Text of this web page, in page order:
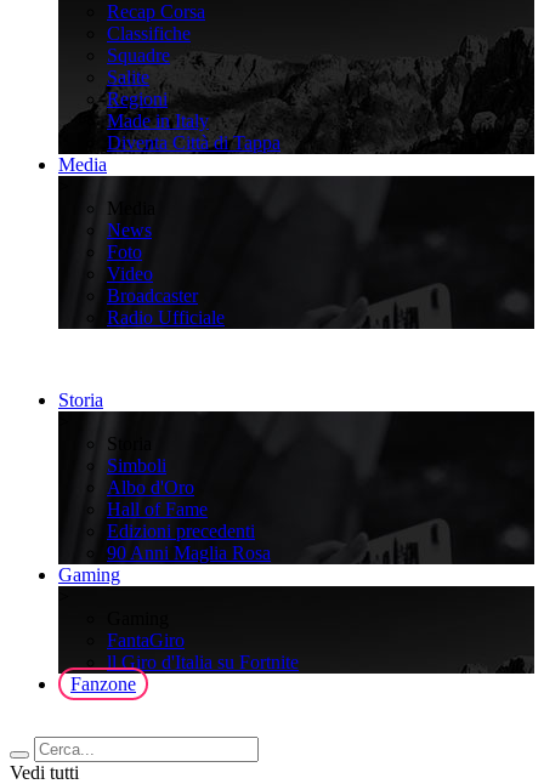
Recap Corsa
Classifiche
Squadre
Salite
Regioni
Made in Italy
Diventa Città di Tappa
Media
Media
News
Foto
Video
Broadcaster
Radio Ufficiale
Storia
Storia
Simboli
Albo d'Oro
Hall of Fame
Edizioni precedenti
90 Anni Maglia Rosa
Gaming
FantaGiro
ll Giro d'Italia su Fortnite
Fanzone
Vedi tutti